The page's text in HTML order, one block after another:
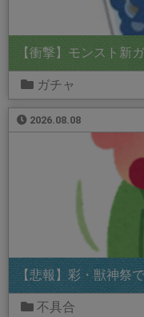
【衝撃】モンスト新
ガチャ
2026.08.08
【悲報】彩・獣神祭
不具合